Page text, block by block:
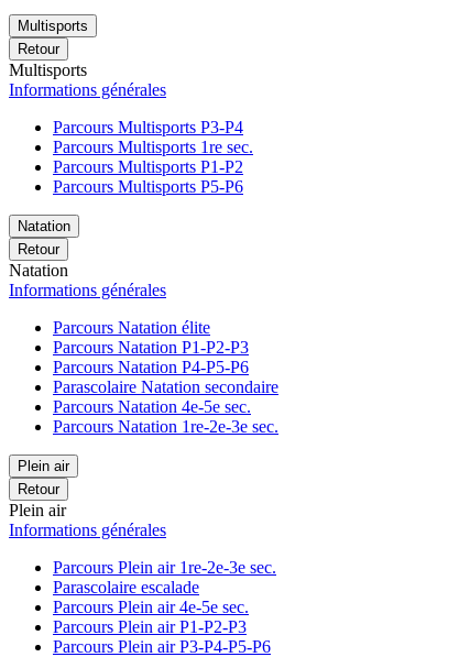
Multisports
Retour
Multisports
Informations générales
Parcours Multisports P3-P4
Parcours Multisports 1re sec.
Parcours Multisports P1-P2
Parcours Multisports P5-P6
Natation
Retour
Natation
Informations générales
Parcours Natation élite
Parcours Natation P1-P2-P3
Parcours Natation P4-P5-P6
Parascolaire Natation secondaire
Parcours Natation 4e-5e sec.
Parcours Natation 1re-2e-3e sec.
Plein air
Retour
Plein air
Informations générales
Parcours Plein air 1re-2e-3e sec.
Parascolaire escalade
Parcours Plein air 4e-5e sec.
Parcours Plein air P1-P2-P3
Parcours Plein air P3-P4-P5-P6